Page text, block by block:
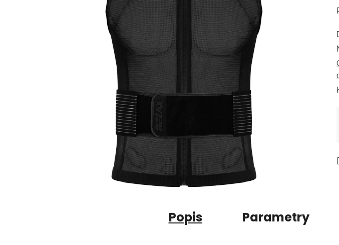
Popis Parametry